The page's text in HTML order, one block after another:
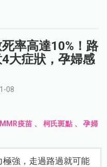
率高達10%！路
大症狀，孕婦感
08
MMR疫苗 、 柯氏斑點 、孕婦
強，走過路過就可能